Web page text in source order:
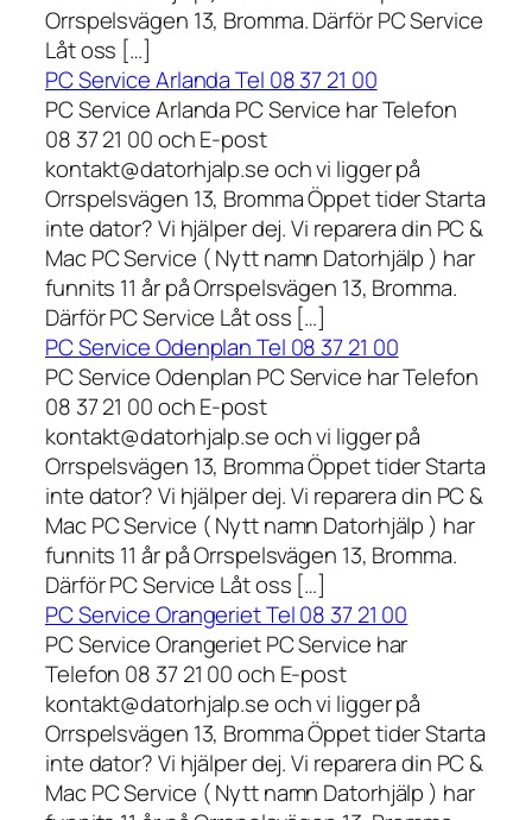
Orrspelsvägen 13, Bromma. Därför PC Service
Låt oss […]
PC Service Arlanda Tel 08 37 21 00
PC Service Arlanda PC Service har Telefon
08 37 21 00 och E-post
kontakt@datorhjalp.se och vi ligger på
Orrspelsvägen 13, Bromma Öppet tider Starta
inte dator? Vi hjälper dej. Vi reparera din PC &
Mac PC Service ( Nytt namn Datorhjälp ) har
funnits 11 år på Orrspelsvägen 13, Bromma.
Därför PC Service Låt oss […]
PC Service Odenplan Tel 08 37 21 00
PC Service Odenplan PC Service har Telefon
08 37 21 00 och E-post
kontakt@datorhjalp.se och vi ligger på
Orrspelsvägen 13, Bromma Öppet tider Starta
inte dator? Vi hjälper dej. Vi reparera din PC &
Mac PC Service ( Nytt namn Datorhjälp ) har
funnits 11 år på Orrspelsvägen 13, Bromma.
Därför PC Service Låt oss […]
PC Service Orangeriet Tel 08 37 21 00
PC Service Orangeriet PC Service har
Telefon 08 37 21 00 och E-post
kontakt@datorhjalp.se och vi ligger på
Orrspelsvägen 13, Bromma Öppet tider Starta
inte dator? Vi hjälper dej. Vi reparera din PC &
Mac PC Service ( Nytt namn Datorhjälp ) har